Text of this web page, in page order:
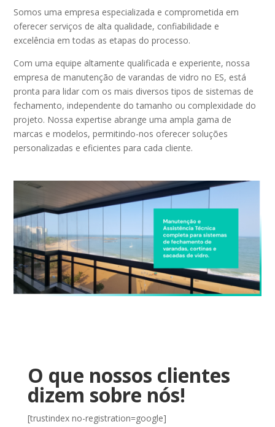
Somos uma empresa especializada e comprometida em
oferecer serviços de alta qualidade, confiabilidade e
excelência em todas as etapas do processo.
Com uma equipe altamente qualificada e experiente, nossa
empresa de manutenção de varandas de vidro no ES, está
pronta para lidar com os mais diversos tipos de sistemas de
fechamento, independente do tamanho ou complexidade do
projeto. Nossa expertise abrange uma ampla gama de
marcas e modelos, permitindo-nos oferecer soluções
personalizadas e eficientes para cada cliente.
O que nossos clientes
dizem sobre nós!
[trustindex no-registration=google]